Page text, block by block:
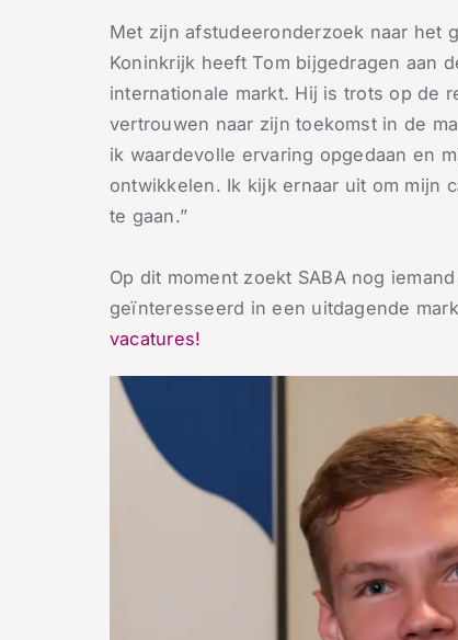
Met zijn afstudeeronderzoek naar het
Koninkrijk heeft Tom bijgedragen aan
internationale markt. Hij is trots op de
vertrouwen naar zijn toekomst in de
ik waardevolle ervaring opgedaan en
ontwikkelen. Ik kijk ernaar uit om mijn
te gaan.”
Op dit moment zoekt SABA nog
geïnteresseerd in een uitdagende
vacatures!